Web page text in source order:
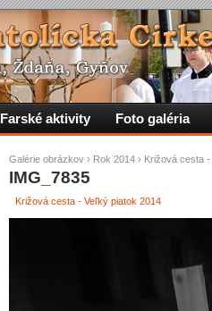
Galérie obrázkov › Rok 2014 › Križová cesta
IMG_7835
Križová cesta - Veľký piatok 2014
Farské aktivity Foto galéria